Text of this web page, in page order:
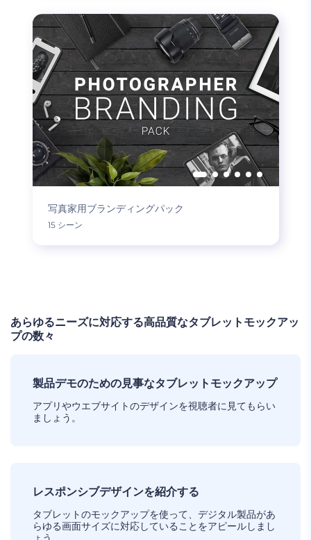
写真家用ブランディングパック
15 シーン
あらゆるニーズに対応する高品質なタブレットモックアッ
プの数々
製品デモのための見事なタブレットモックアップ
アプリやウエブサイトのデザインを視聴者に見てもらい
ましょう。
レスポンシブデザインを紹介する
タブレットのモックアップを使って、デジタル製品があ
らゆる画面サイズに対応していることをアピールしまし